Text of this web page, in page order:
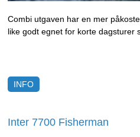
Combi utgaven har en mer
like godt egnet for korte dagsturer
INFO
Inter 7700 Fisherman